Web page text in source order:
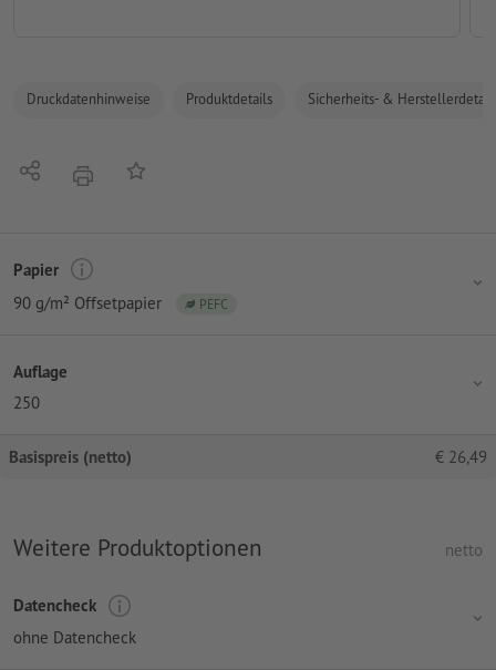
Druckdatenhinweise Produktdetails Sicherheits- &
Teilen DruckenAuf die Merkliste
Papier
90 g/m² Offsetpapier
PEFC
Auflage
250
Basispreis (netto) € 26,49
Weitere Produktoptionen netto
Datencheck
ohne Datencheck